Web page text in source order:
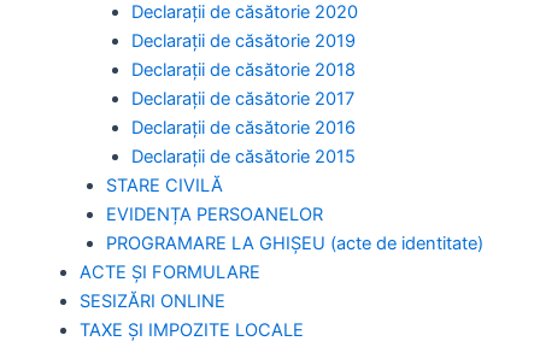
Declarații de căsătorie 2020
Declarații de căsătorie 2019
Declarații de căsătorie 2018
Declarații de căsătorie 2017
Declarații de căsătorie 2016
Declarații de căsătorie 2015
STARE CIVILĂ
EVIDENȚA PERSOANELOR
PROGRAMARE LA GHIȘEU (acte de identitate)
ACTE ȘI FORMULARE
SESIZĂRI ONLINE
TAXE ȘI IMPOZITE LOCALE